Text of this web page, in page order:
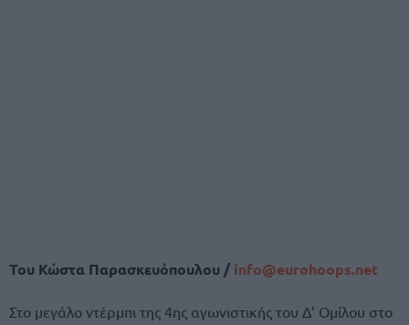
Του Κώστα Παρασκευόπουλου / info@eurohoops.net
Στο μεγάλο ντέρμπι της 4ης αγωνιστικής του Δ’ Ομίλου στο